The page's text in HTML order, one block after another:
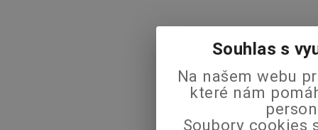
Souhlas s
Na našem webu
které nám
Soubory cookies